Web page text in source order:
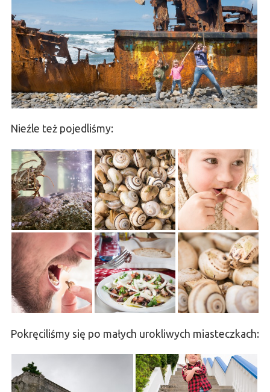
Nieźle też pojedliśmy:
Pokręciliśmy się po małych urokliwych miasteczkach: